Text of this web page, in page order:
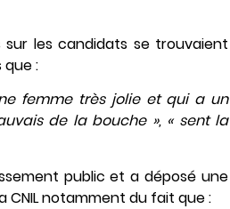
sur les candidats se trouvaient
que :
femme très jolie et qui a un
de la bouche », « sent la
public et a déposé une
CNIL notamment du fait que :